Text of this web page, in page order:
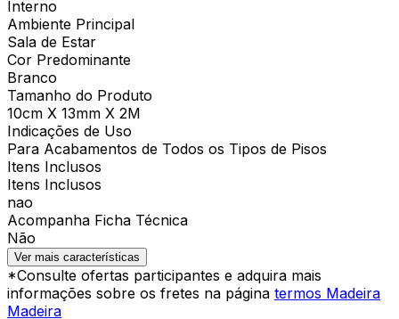
Interno
Ambiente Principal
Sala de Estar
Cor Predominante
Branco
Tamanho do Produto
10cm X 13mm X 2M
Indicações de Uso
Para Acabamentos de Todos os Tipos de Pisos
Itens Inclusos
Itens Inclusos
nao
Acompanha Ficha Técnica
Não
Ver mais características
*Consulte ofertas participantes e adquira mais
informações sobre os fretes na página termos Madeira
Madeira